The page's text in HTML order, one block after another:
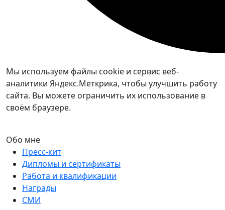
Мы используем файлы cookie и сервис веб-
аналитики Яндекс.Меткрика, чтобы улучшить работу
сайта. Вы можете ограничить их использование в
своём браузере.
Обо мне
Пресс-кит
Дипломы и сертификаты
Работа и квалификации
Награды
СМИ